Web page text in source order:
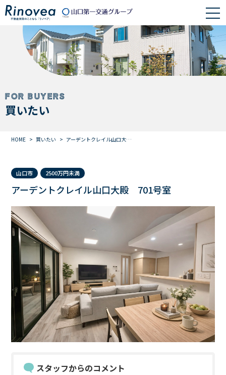
FOR BUYERS
買いたい
HOME 買いたい アーデントクレイル山口大…
山口市 2500万円未満
アーデントクレイル山口大殿 701号室
スタッフからのコメント